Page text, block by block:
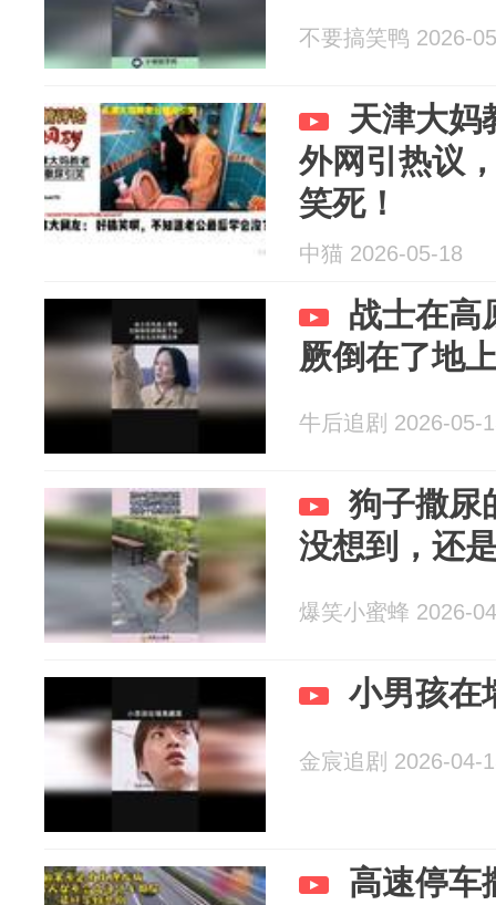
不要搞笑鸭 2026-
天津大妈
外网引热议
笑死！
中猫 2026-05-18
战士在高
厥倒在了地
牛后追剧 2026-05-
狗子撒尿
没想到，还
爆笑小蜜蜂 2026-
小男孩在
金宸追剧 2026-04-
高速停车